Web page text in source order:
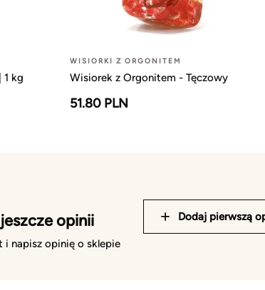
1 kg
WISIORKI Z ORGONITEM
Wisiorek z Orgonitem - Tęczowy
51.80 PLN
opinii
i napisz opinię o sklepie
Dodaj pierwszą